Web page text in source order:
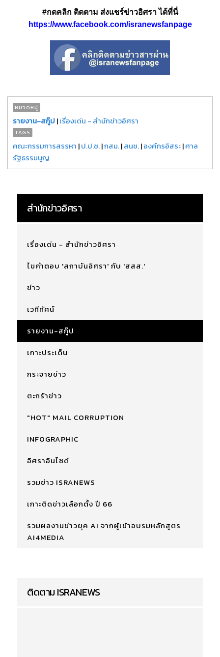
#กดคลิก ติดตาม ส่งแชร์ข่าวอิศรา ได้ที่นี่
https://www.facebook.com/isranewsfanpage
หมวดหมู่
รายงาน-สกู๊ป|เรื่องเด่น - สำนักข่าวอิศรา
TAGS
คณะกรรมการสรรหา |ป.ป.ช.|กสม.|สนช.|องค์กรอิสระ|ศาล
รัฐธรรมนูญ
สำนักข่าวอิศรา
เรื่องเด่น - สำนักข่าวอิศรา
ไขคำตอบ 'สถาบันอิศรา' กับ 'สสส.'
ข่าว
เวทีทัศน์
รายงาน-สกู๊ป
เกาะประเด็น
กระจายข่าว
ตะกร้าข่าว
"HOT" MAIL CORRUPTION
INFOGRAPHIC
อิศราอินไซด์
รวมข่าว ISRANEWS
เกาะติดข่าวเลือกตั้ง ปี 66
รวมผลงานข่าวยุค AI จากผู้เข้าอบรมหลักสูตร
AI4MEDIA
ติดตาม ISRANEWS